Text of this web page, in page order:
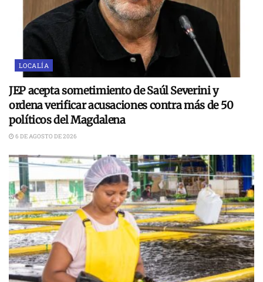
LOCALÍA
JEP acepta sometimiento de Saúl Severini y
ordena verificar acusaciones contra más de 50
políticos del Magdalena
6 DE AGOSTO DE 2026